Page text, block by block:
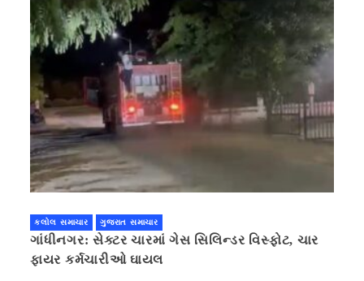
કલોલ સમાચાર ગુજરાત સમાચાર
ગાંધીનગર: સેક્ટર ચારમાં ગેસ સિલિન્ડર વિસ્ફોટ, ચાર
ફાયર કર્મચારીઓ ઘાયલ